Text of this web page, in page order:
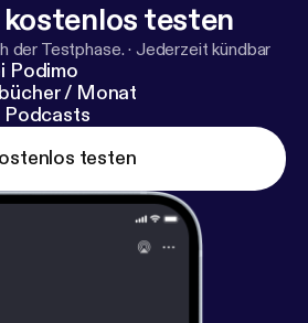
kostenlos testen
der Testphase. · Jederzeit kündbar
Podimo
/ Monat
Podcasts
testen